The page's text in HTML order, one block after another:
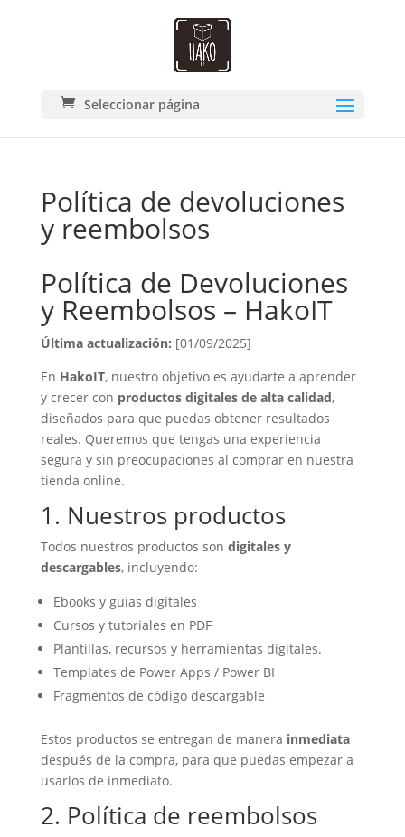
Seleccionar página
Política de devoluciones
y reembolsos
Política de Devoluciones
y Reembolsos – HakoIT
Última actualización: [01/09/2025]
En HakoIT, nuestro objetivo es ayudarte a aprender
y crecer con productos digitales de alta calidad,
diseñados para que puedas obtener resultados
reales. Queremos que tengas una experiencia
segura y sin preocupaciones al comprar en nuestra
tienda online.
1. Nuestros productos
Todos nuestros productos son digitales y
descargables, incluyendo:
Ebooks y guías digitales
Cursos y tutoriales en PDF
Plantillas, recursos y herramientas digitales.
Templates de Power Apps / Power BI
Fragmentos de código descargable
Estos productos se entregan de manera inmediata
después de la compra, para que puedas empezar a
usarlos de inmediato.
2. Política de reembolsos